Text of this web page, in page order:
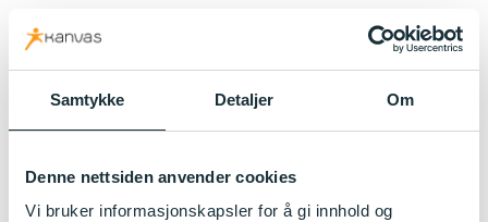
Samtykke Detaljer Om
Denne nettsiden anvender cookies
Vi bruker informasjonskapsler for å gi innhold og
kanvas.no
20200907_121413[1]